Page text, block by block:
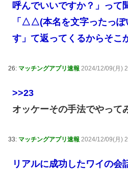
呼んでいいですか？」って
「△△(本名を文字ったっぽ
す」て返ってくるからそこ
26: マッチングアプリ速報 2024/12/09(月)
>>23
オッケーその手法でやって
33: マッチングアプリ速報 2024/12/09(月)
リアルに成功したワイの会